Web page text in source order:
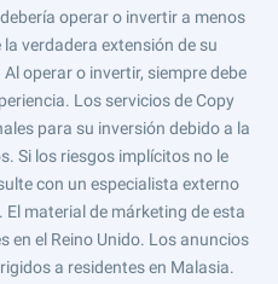
operar o invertir a menos
verdadera extensión de su
operar o invertir, siempre debe
Los servicios de Copy
para su inversión debido a la
Si los riesgos implícitos no le
con un especialista externo
material de márketing de esta
en el Reino Unido. Los anuncios
a residentes en Malasia.